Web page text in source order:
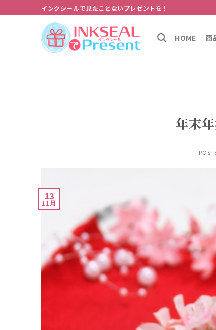
to
インクシールで見たことないプレゼントを！
HOME 商
年末
13
11月